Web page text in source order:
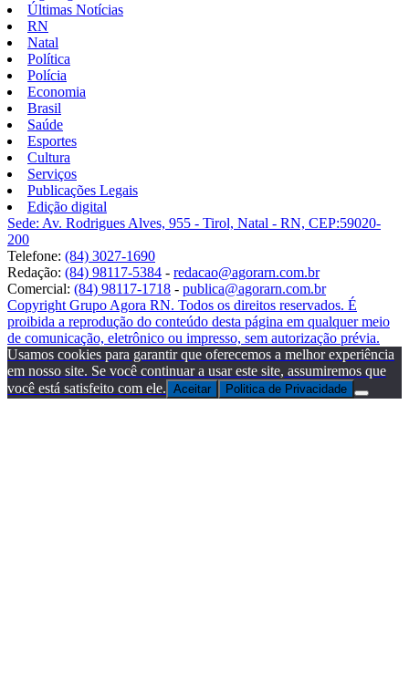
Últimas Notícias
RN
Natal
Política
Polícia
Economia
Brasil
Saúde
Esportes
Cultura
Serviços
Publicações Legais
Edição digital
Sede: Av. Rodrigues Alves, 955 - Tirol, Natal - RN, CEP:59020-
200
Telefone: (84) 3027-1690
Redação: (84) 98117-5384 - redacao@agorarn.com.br
Comercial: (84) 98117-1718 - publica@agorarn.com.br
Copyright Grupo Agora RN. Todos os direitos reservados. É
proibida a reprodução do conteúdo desta página em qualquer meio
de comunicação, eletrônico ou impresso, sem autorização prévia.
Usamos cookies para garantir que oferecemos a melhor experiência
em nosso site. Se você continuar a usar este site, assumiremos que
você está satisfeito com ele. Aceitar Politica de Privacidade